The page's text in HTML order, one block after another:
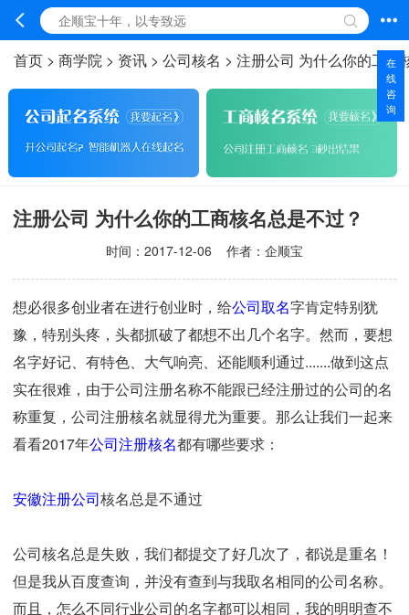
首页 > 商学院 > 资讯 > 公司核名 > 注册公司 为什么你的工商
注册公司 为什么你的工商核名总是不过？
时间： 2017-12-06 作者：企顺宝
想必很多创业者在进行创业时，给公司取名字肯定特别犹
豫，特别头疼，头都抓破了都想不出几个名字。然而，要想
名字好记、有特色、大气响亮、还能顺利通过.......做到这点
实在很难，由于公司注册名称不能跟已经注册过的公司的名
称重复，公司注册核名就显得尤为重要。那么让我们一起来
看看2017年公司注册核名都有哪些要求：
安徽注册公司核名总是不通过
公司核名总是失败，我们都提交了好几次了，都说是重名！
但是我从百度查询，并没有查到与我取名相同的公司名称。
而且，怎么不同行业公司的名字都可以相同，我的明明查不
在
线
咨
询